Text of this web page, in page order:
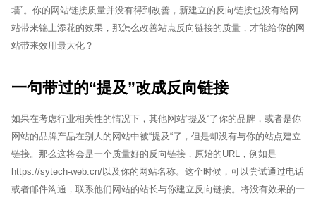
墙”。你的网站链接质量并没有得到改善，新建立的反向链接也没有给网
站带来锦上添花的效果，那怎么改善站点反向链接的质量，才能给你的网
站带来效用最大化？
一句带过的“提及”改成反向链接
如果在考虑行业相关性的情况下，其他网站”提及“了你的品牌，或者是你
网站的品牌产品在别人的网站中被“提及“了，但是却没有与你的站点建立
链接。那么这将会是一个质量好的反向链接，原始的URL，例如是
https://sytech-web.cn/以及你的网站名称。这个时候，可以尝试通过电话
或者邮件沟通，联系他们网站的站长与你建立反向链接。将没有效果的一